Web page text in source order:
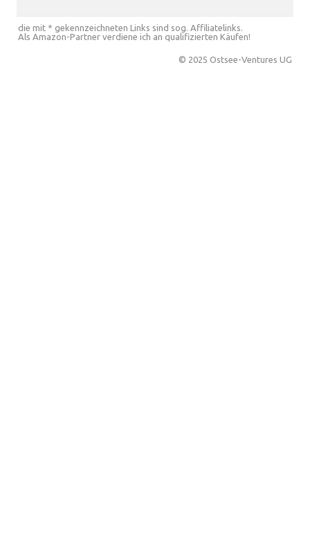
die mit * gekennzeichneten Links sind sog. Affiliatelinks.
Als Amazon-Partner verdiene ich an qualifizierten Käufen!
© 2025 Ostsee-Ventures UG